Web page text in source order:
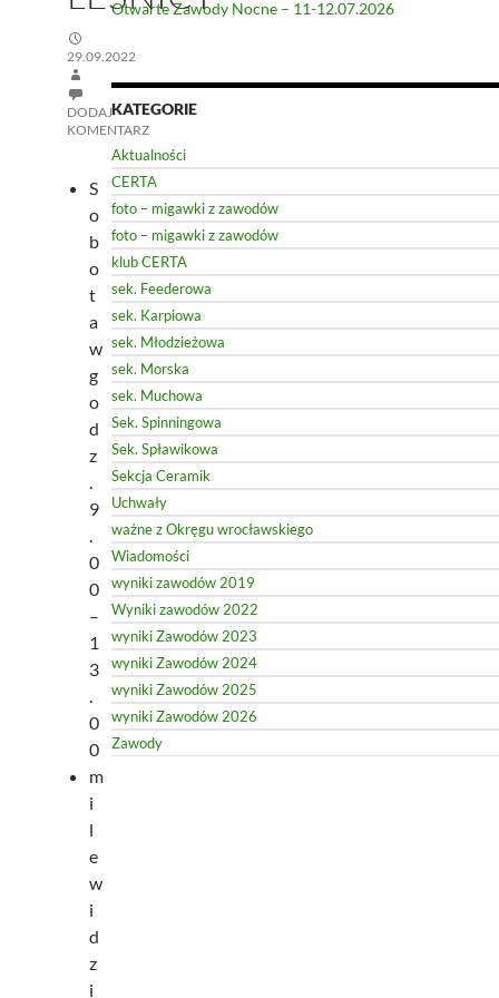
29.09.2022
DODAJ
KOMENTARZ
S
o
b
o
t
a
w
g
o
d
z
.
9
.
0
0
–
1
3
.
0
0
m
i
l
e
w
i
d
z
i
Otwarte Zawody Nocne – 11-12.07.2026
KATEGORIE
Aktualności
CERTA
foto – migawki z zawodów
foto – migawki z zawodów
klub CERTA
sek. Feederowa
sek. Karpiowa
sek. Młodzieżowa
sek. Morska
sek. Muchowa
Sek. Spinningowa
Sek. Spławikowa
Sekcja Ceramik
Uchwały
ważne z Okręgu wrocławskiego
Wiadomości
wyniki zawodów 2019
Wyniki zawodów 2022
wyniki Zawodów 2023
wyniki Zawodów 2024
wyniki Zawodów 2025
wyniki Zawodów 2026
Zawody